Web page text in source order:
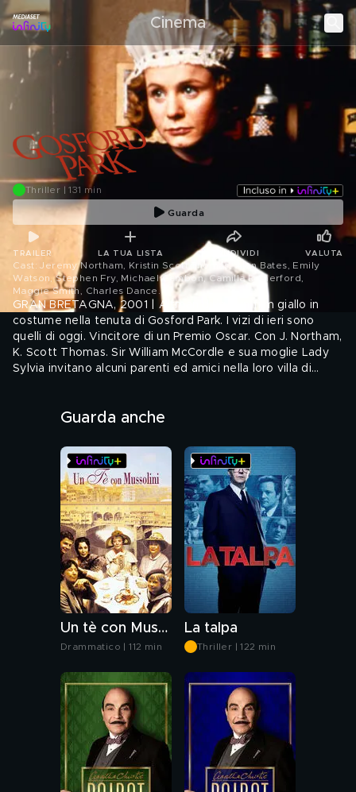
Cinema
Thriller | 131 min
Guarda
TRAILER LA TUA LISTA CONDIVIDI VALUTA
Cast: Jeremy Northam, Kristin Scott Thomas, Alan Bates, Emily
Watson, Stephen Fry, Michael Gambon, Camilla Rutherford,
Maggie Smith, Charles Dance .
GRAN BRETAGNA, 2001 | Altman dirige un film giallo in
costume nella tenuta di Gosford Park. I vizi di ieri sono
quelli di oggi. Vincitore di un Premio Oscar. Con J. Northam,
K. Scott Thomas. Sir William McCordle e sua moglie Lady
Sylvia invitano alcuni parenti ed amici nella loro villa di
uomo viene trovato assassinato.
Genere: Thriller, In Costume, Cinema autore
Guarda anche
Un tè con Mussolini
Drammatico | 112 min
La talpa
Thriller | 122 min